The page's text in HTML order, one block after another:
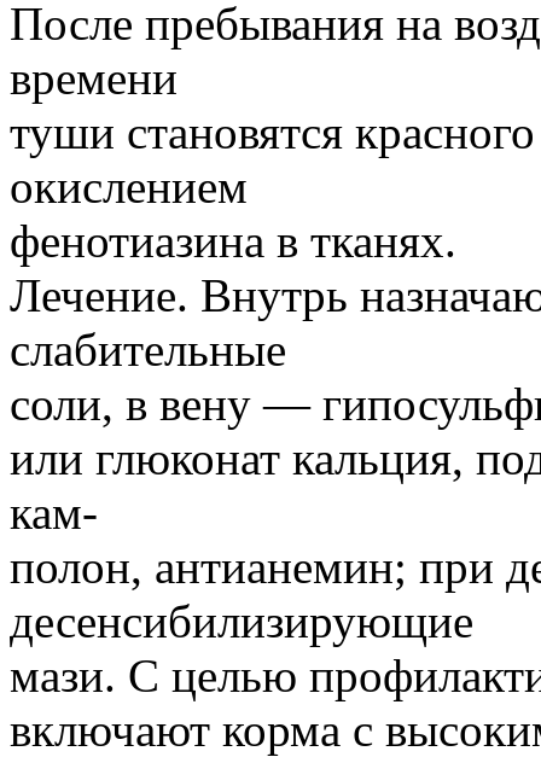
После пребывания на
времени
туши становятся
окислением
фенотиазина в тканях.
Лечение. Внутрь
слабительные
соли, в вену —
или глюконат кальция,
кам-
полон, антианемин; при
десенсибилизирующие
мази. С целью
включают корма с